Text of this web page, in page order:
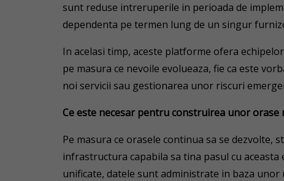
sunt reduse intreruperile in perioada de
dependenta pe termen lung de un singur
In acelasi timp, aceste platforme ofera
pe masura ce nevoile evolueaza, fie ca este
noi servicii sau gestionarea unor riscuri
Ce este necesar pentru construirea unor orase
Pe masura ce orasele continua sa se dezvolte,
infrastructura capabila sa tina pasul cu
unificate, datele sunt administrate in baza